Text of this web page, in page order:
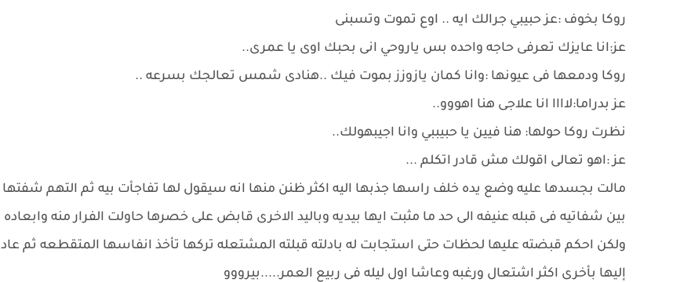
روكا بخوف :عز حبيبي جرالك ايه .. اوع تموت وتسبنى
عز:انا عايزك تعرفى حاجه واحده بس ياروحي انى بحبك اوى يا عمرى..
روكا ودمعها فى عيونها :وانا كمان يازوزز بموت فيك ..هنادى شمس تعالجك بسرعه ..
عز بدراما:لاااا انا علاجى هنا اهووو..
نظرت روكا حولها: هنا فيين يا حبيببي وانا اجيبهولك..
عز :اهو تعالى اقولك مش قادر اتكلم ...
مالت بجسدها عليه وضع يده خلف راسها جذبها اليه اكثر ظنن منها انه سيقول لها تفاجأت بيه ثم التهم شفتها
بين شفاتيه فى قبله عنيفه الى حد ما مثبت ايها بيديه وباليد الاخرى قابض على خصرها حاولت الفرار منه وابعاده
ولكن احكم قبضته عليها لحظات حتى استجابت له بادلته قبلته المشتعله تركها تأخذ انفاسها المتقطعه ثم عاد
إليها بأخرى اكثر اشتعال ورغبه وعاشا اول ليله فى ربيع العمر.....بيرووو